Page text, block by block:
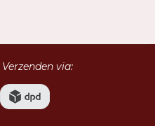
via: